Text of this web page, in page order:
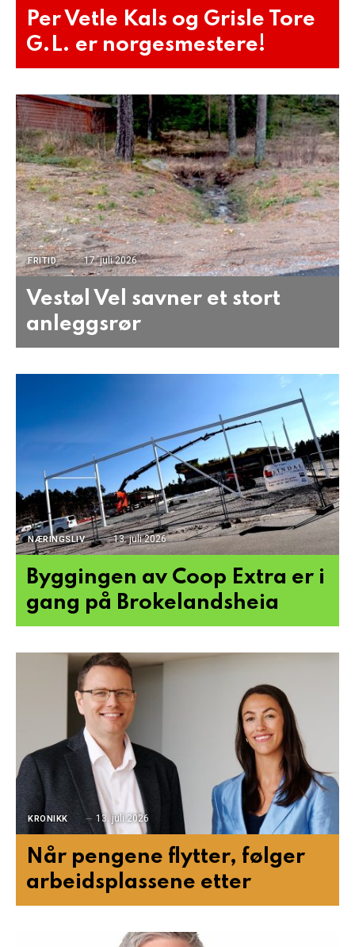
Per Vetle Kals og Grisle Tore
G.L. er norgesmestere!
FRITID 17. juli 2026
Vestøl Vel savner et stort
anleggsrør
NÆRINGSLIV 13. juli 2026
Byggingen av Coop Extra er i
gang på Brokelandsheia
KRONIKK 13. juli 2026
Når pengene flytter, følger
arbeidsplassene etter